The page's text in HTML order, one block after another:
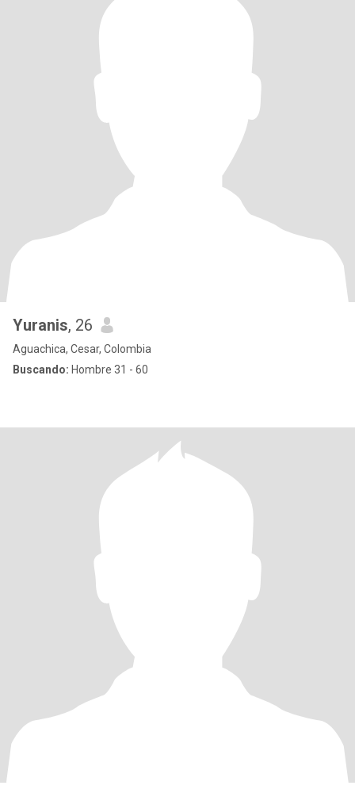
Yuranis, 26
Aguachica, Cesar, Colombia
Buscando: Hombre 31 - 60